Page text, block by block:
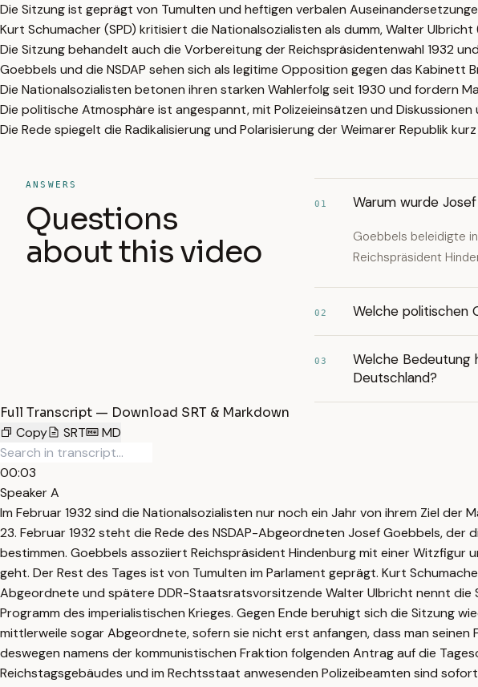
Die Sitzung ist geprägt von Tumulten und heftigen verbalen
Kurt Schumacher (SPD) kritisiert die Nationalsozialisten als dumm, Walter
Die Sitzung behandelt auch die Vorbereitung der Reichspräsidentenwahl 1932
Goebbels und die NSDAP sehen sich als legitime Opposition gegen das Kabinett
Die Nationalsozialisten betonen ihren starken Wahlerfolg seit 1930 und fordern
Die politische Atmosphäre ist angespannt, mit Polizeieinsätzen und
Die Rede spiegelt die Radikalisierung und Polarisierung der Weimarer Republik
ANSWERS
Questions
about this video
01 Warum wurde
Goebbels beleidigte
Reichspräsident
02 Welche politischen
03
Welche Bedeutung
Deutschland?
Full Transcript — Download SRT & Markdown
Copy
SRT MD
00:03
Speaker A
Im Februar 1932 sind die Nationalsozialisten nur noch ein Jahr von ihrem Ziel
23. Februar 1932 steht die Rede des NSDAP-Abgeordneten Josef Goebbels,
bestimmen. Goebbels assoziiert Reichspräsident Hindenburg mit einer Witzfigur
geht. Der Rest des Tages ist von Tumulten im Parlament geprägt. Kurt
Abgeordnete und spätere DDR-Staatsratsvorsitzende Walter Ulbricht nennt
Programm des imperialistischen Krieges. Gegen Ende beruhigt sich die Sitzung
mittlerweile sogar Abgeordnete, sofern sie nicht erst anfangen, dass man seinen
deswegen namens der kommunistischen Fraktion folgenden Antrag auf die
Reichstagsgebäudes und im Rechtsstaat anwesenden Polizeibeamten sind